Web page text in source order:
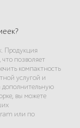
Продукция
позволяет
компактность
услугой и
дополнительную
вы можете
или по